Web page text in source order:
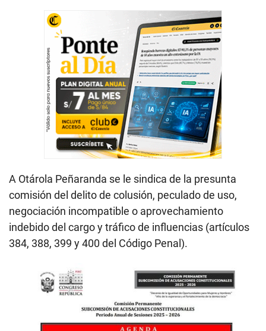
A Otárola Peñaranda se le sindica de la presunta
comisión del delito de colusión, peculado de uso,
negociación incompatible o aprovechamiento
indebido del cargo y tráfico de influencias (artículos
384, 388, 399 y 400 del Código Penal).